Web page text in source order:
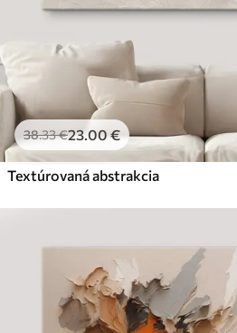
38.33€23.00€
Textúrovaná abstrakcia